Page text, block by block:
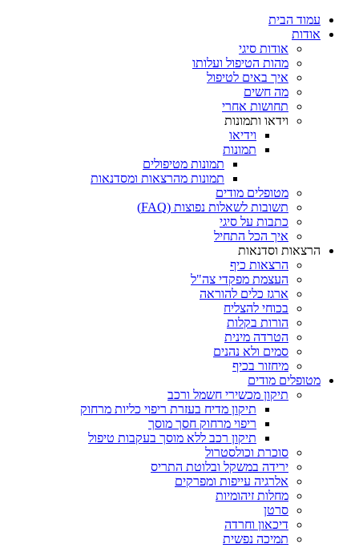
עמוד הבית
אודות
אודות סיגי
מהות הטיפול ועלותו
איך באים לטיפול
מה חשים
תחושות אחרי
וידאו ותמונות
וידיאו
תמונות
תמונות מטיפולים
תמונות מהרצאות ומסדנאות
מטופלים מודים
תשובות לשאלות נפוצות (FAQ)
כתבות על סיגי
איך הכל התחיל
הרצאות וסדנאות
הרצאות כיף
העצמת מפקדי צה"ל
ארגז כלים להוראה
בכוחי להצליח
הורות בקלות
הטרדה מינית
סמים ולא נהנים
מיחזור בכיף
מטופלים מודים
תיקון מכשירי חשמל ורכב
תיקון מדיח בעזרת ריפוי כליות מרחוק
ריפוי מרחוק חסך מוסך
תיקון רכב ללא מוסך בעקבות טיפול
סוכרת וכולסטרול
ירידה במשקל ובלוטת התריס
אלרגיה עייפות ומפרקים
מחלות זיהומיות
סרטן
דיכאון וחרדה
תמיכה נפשית